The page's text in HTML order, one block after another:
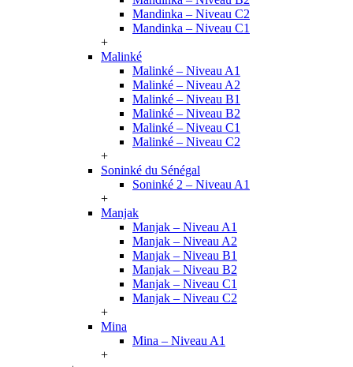
Mandinka – Niveau C2
Mandinka – Niveau C1
+
Malinké
Malinké – Niveau A1
Malinké – Niveau A2
Malinké – Niveau B1
Malinké – Niveau B2
Malinké – Niveau C1
Malinké – Niveau C2
+
Soninké du Sénégal
Soninké 2 – Niveau A1
+
Manjak
Manjak – Niveau A1
Manjak – Niveau A2
Manjak – Niveau B1
Manjak – Niveau B2
Manjak – Niveau C1
Manjak – Niveau C2
+
Mina
Mina – Niveau A1
+